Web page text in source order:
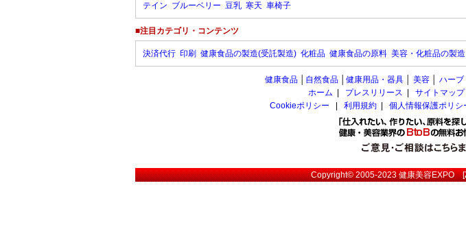
テイン ブルーベリー 豆乳 寒天 車椅子
■注目カテゴリ・コンテンツ
決済代行 印刷 健康食品の製造(受託製造) 化粧品 健康食品の原料 美容・化粧品の製造
健康食品 自然食品 健康用品・器具 美容 ハーブ
ホーム
プレスリリース サイトマップ
Cookieポリシー
利用規約 個人情報保護ポリシ
Copyright© 2005-2023健康美容EXPO[